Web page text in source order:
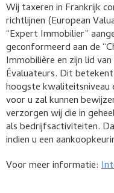
Wij taxeren in Frankrijk
richtlijnen (European
“Expert Immobilier”
geconformeerd aan de
Immobilière en zijn lid
Évaluateurs. Dit
hoogste kwaliteitsniveau
voor u zal kunnen
verzorgen wij die in
als bedrijfsactiviteiten.
indien u een
Voor meer informatie: